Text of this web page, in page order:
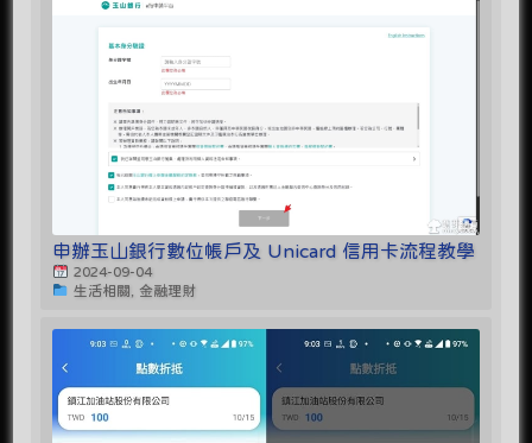
申辦玉山銀行數位帳戶及 Unicard 信用卡流程教學
2024-09-04
生活相關, 金融理財